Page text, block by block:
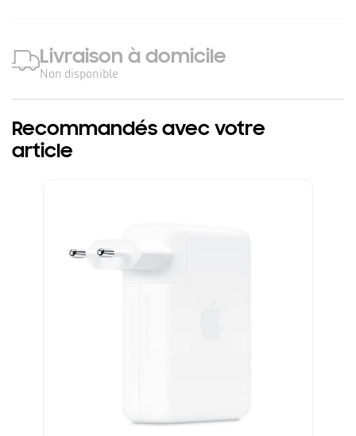
Livraison à domicile
Non disponible
Recommandés avec votre
article